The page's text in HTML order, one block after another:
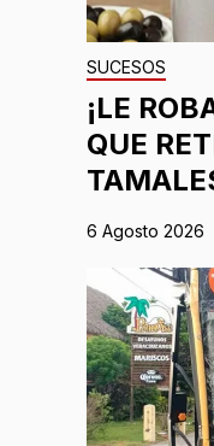
SUCESOS
¡LE
QUE
6 Agosto 2026